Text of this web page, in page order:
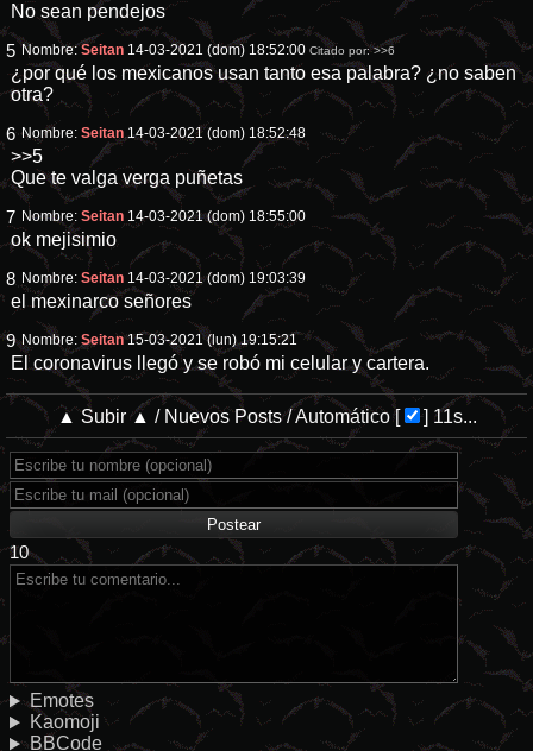
No sean pendejos
5 Nombre:Seitan 14-03-2021 (dom) 18:52:00 Citado por:>>6
¿por qué los mexicanos usan tanto esa palabra? ¿no saben
otra?
6 Nombre:Seitan 14-03-2021 (dom) 18:52:48
>>5
Que te valga verga puñetas
7 Nombre:Seitan 14-03-2021 (dom) 18:55:00
ok mejisimio
8 Nombre:Seitan 14-03-2021 (dom) 19:03:39
el mexinarco señores
9 Nombre:Seitan 15-03-2021 (lun) 19:15:21
El coronavirus llegó y se robó mi celular y cartera.
▲ Subir ▲ / Nuevos Posts/Automático[ ] 11s...
10
Emotes
Kaomoji
BBCode